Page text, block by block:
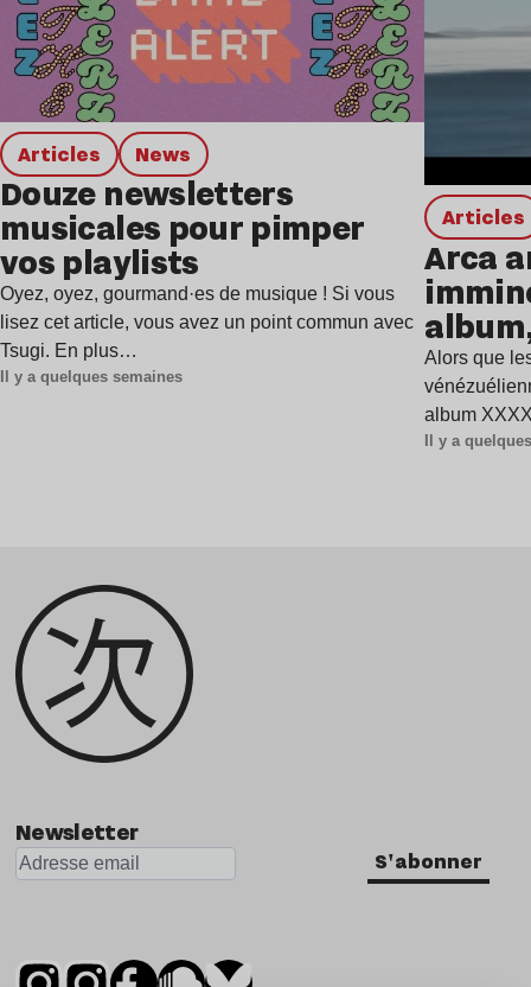
Articles news
Douze newsletters
musicales pour pimper
vos playlists
Oyez, oyez, gourmand·es de musique ! Si vous
lisez cet article, vous avez un point commun avec
Tsugi. En plus…
Il y a quelques semaines
Articles
Arca
Alors que
album
Il y a
Newsletter
S'abonner